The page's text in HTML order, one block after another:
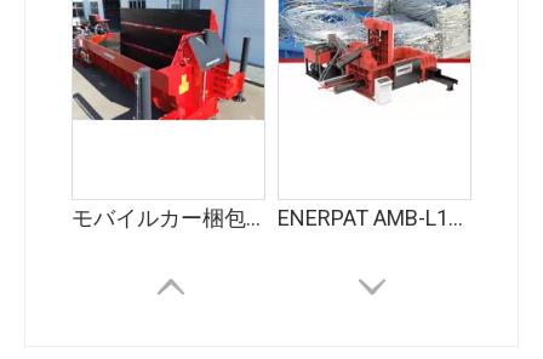
モバイルカー梱包機メーカー ENERPAT AMB-L1270-125 メタルコンパクター 販売用